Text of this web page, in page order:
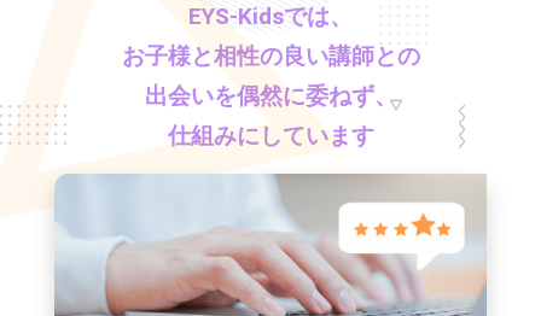
EYS-Kidsでは、
お子様と相性の良い講師との
出会いを偶然に委ねず、
仕組みにしています